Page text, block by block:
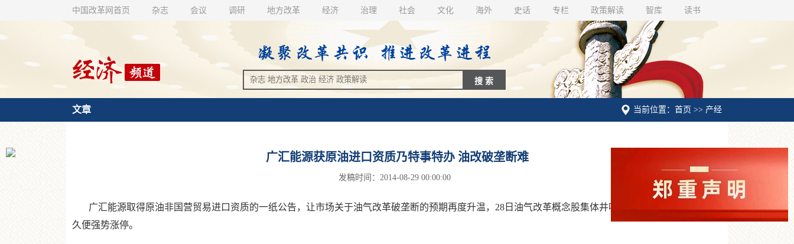
中国改革网首页 杂志 会议 调研 地方改革 经济 治理 社会 文化 海外 史话 专栏 政策解读 智库 读书
当前位置：首页 >> 产经
文章
广汇能源获原油进口资质乃特事特办 油改破垄断难
发稿时间：2014-08-29 00:00:00
广汇能源取得原油非国营贸易进口资质的一纸公告，让市场关于油气改革破垄断的预期再度升温，28日油气改革概念股集体井喷，广汇能源更是开盘后不
久便强势涨停。